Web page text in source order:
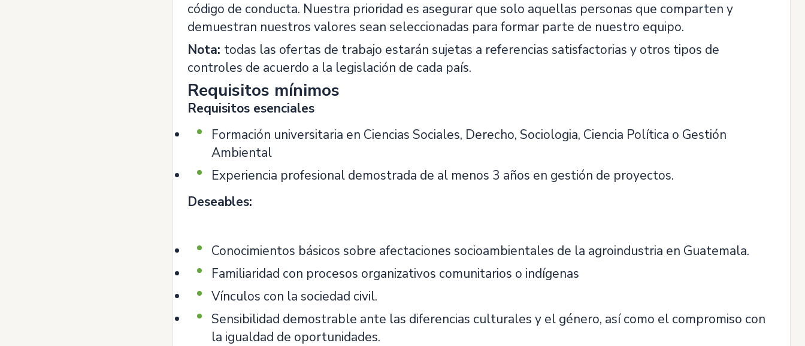
código de conducta. Nuestra prioridad es asegurar que solo aquellas personas que comparten y
demuestran nuestros valores sean seleccionadas para formar parte de nuestro equipo.
Nota: todas las ofertas de trabajo estarán sujetas a referencias satisfactorias y otros tipos de
controles de acuerdo a la legislación de cada país.
Requisitos mínimos
Requisitos esenciales
Formación universitaria en Ciencias Sociales, Derecho, Sociologia, Ciencia Política o Gestión
Ambiental
Experiencia profesional demostrada de al menos 3 años en gestión de proyectos.
Deseables:
Conocimientos básicos sobre afectaciones socioambientales de la agroindustria en Guatemala.
Familiaridad con procesos organizativos comunitarios o indígenas
Vínculos con la sociedad civil.
Sensibilidad demostrable ante las diferencias culturales y el género, así como el compromiso con
la igualdad de oportunidades.